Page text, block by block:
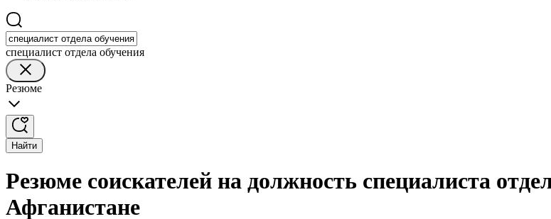
специалист отдела обучения
Резюме
Найти
Резюме соискателей на должность специалиста
Афганистане